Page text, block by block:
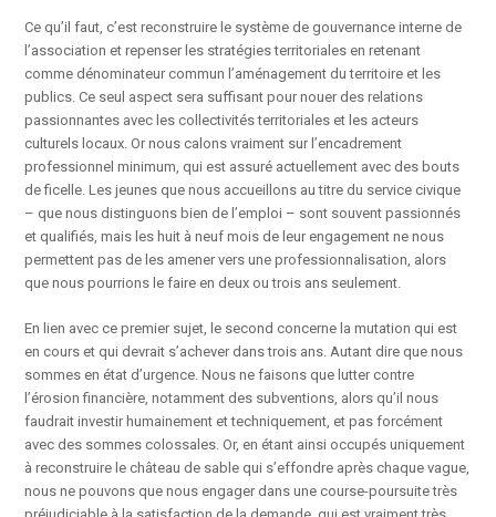
Ce qu’il faut, c’est reconstruire le système de gouvernance interne de
l’association et repenser les stratégies territoriales en retenant
comme dénominateur commun l’aménagement du territoire et les
publics. Ce seul aspect sera suffisant pour nouer des relations
passionnantes avec les collectivités territoriales et les acteurs
culturels locaux. Or nous calons vraiment sur l’encadrement
professionnel minimum, qui est assuré actuellement avec des bouts
de ficelle. Les jeunes que nous accueillons au titre du service civique
– que nous distinguons bien de l’emploi – sont souvent passionnés
et qualifiés, mais les huit à neuf mois de leur engagement ne nous
permettent pas de les amener vers une professionnalisation, alors
que nous pourrions le faire en deux ou trois ans seulement.
En lien avec ce premier sujet, le second concerne la mutation qui est
en cours et qui devrait s’achever dans trois ans. Autant dire que nous
sommes en état d’urgence. Nous ne faisons que lutter contre
l’érosion financière, notamment des subventions, alors qu’il nous
faudrait investir humainement et techniquement, et pas forcément
avec des sommes colossales. Or, en étant ainsi occupés uniquement
à reconstruire le château de sable qui s’effondre après chaque vague,
nous ne pouvons que nous engager dans une course-poursuite très